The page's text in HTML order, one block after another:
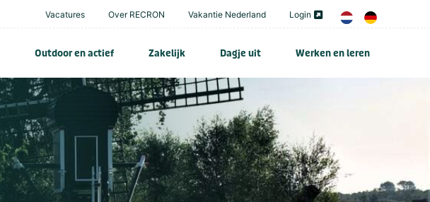
Vacatures Over RECRON Vakantie Nederland Login
Outdoor en actief Zakelijk Dagje uit Werken en leren